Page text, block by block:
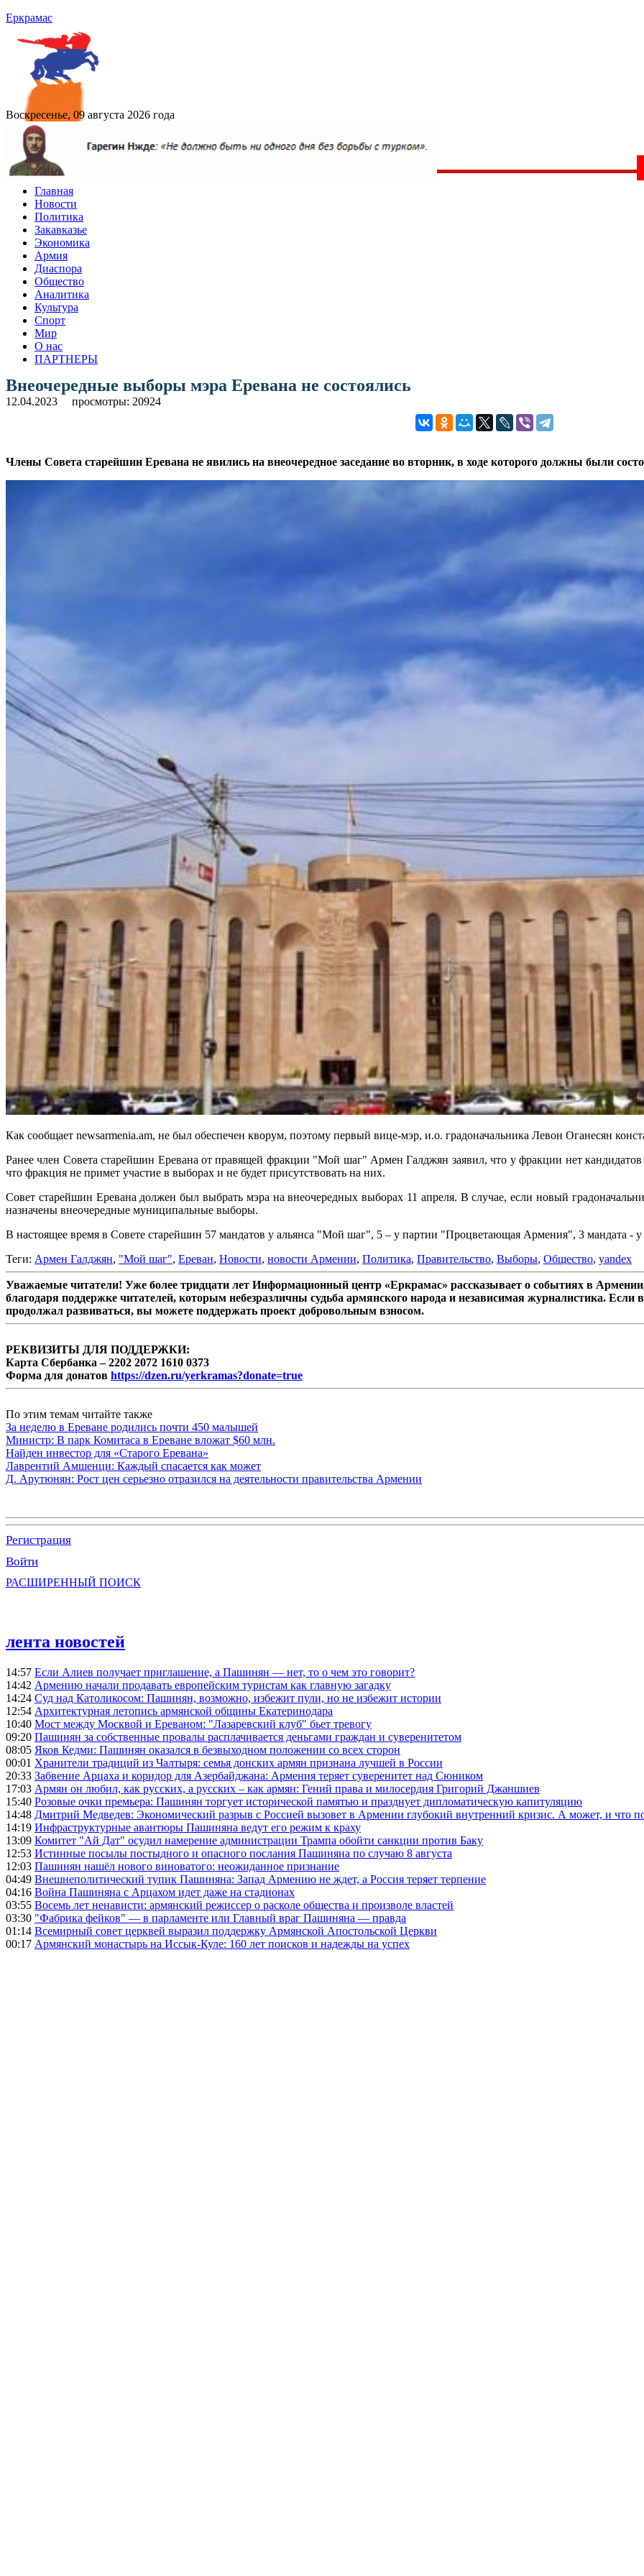
Еркрамас
Воскресенье, 09 августа 2026 года
Главная
Новости
Политика
Закавказье
Экономика
Армия
Диаспора
Общество
Аналитика
Культура
Спорт
Мир
О нас
ПАРТНЕРЫ
Внеочередные выборы мэра Еревана не состоялись
12.04.2023 просмотры: 20924
Члены Совета старейшин Еревана не явились на внеочередное заседание во вторник, в ходе которого должны были
Как сообщает newsarmenia.am, не был обеспечен кворум, поэтому первый вице-мэр, и.о. градоначальника Левон Оганесян
Ранее член Совета старейшин Еревана от правящей фракции "Мой шаг" Армен Галджян заявил, что у фракции нет
что фракция не примет участие в выборах и не будет присутствовать на них.
Совет старейшин Еревана должен был выбрать мэра на внеочередных выборах 11 апреля. В случае, если новый
назначены внеочередные муниципальные выборы.
В настоящее время в Совете старейшин 57 мандатов у альянса "Мой шаг", 5 – у партии "Процветающая Армения", 3 мандата -
Теги: Армен Галджян, "Мой шаг", Ереван, Новости, новости Армении, Политика, Правительство, Выборы, Общество, yandex
Уважаемые читатели! Уже более тридцати лет Информационный центр «Еркрамас» рассказывает о событиях в
благодаря поддержке читателей, которым небезразличны судьба армянского народа и независимая журналистика.
продолжал развиваться, вы можете поддержать проект добровольным взносом.
РЕКВИЗИТЫ ДЛЯ ПОДДЕРЖКИ:
Карта Сбербанка – 2202 2072 1610 0373
Форма для донатов https://dzen.ru/yerkramas?donate=true
По этим темам читайте также
За неделю в Ереване родились почти 450 малышей
Министр: В парк Комитаса в Ереване вложат $60 млн.
Найден инвестор для «Старого Еревана»
Лаврентий Амшенци: Каждый спасается как может
Д. Арутюнян: Рост цен серьезно отразился на деятельности правительства Армении
Регистрация
Войти
РАСШИРЕННЫЙ ПОИСК
лента новостей
14:57 Если Алиев получает приглашение, а Пашинян — нет, то о чем это говорит?
14:42 Армению начали продавать европейским туристам как главную загадку
14:24 Суд над Католикосом: Пашинян, возможно, избежит пули, но не избежит истории
12:54 Архитектурная летопись армянской общины Екатеринодара
10:40 Мост между Москвой и Ереваном: "Лазаревский клуб" бьет тревогу
09:20 Пашинян за собственные провалы расплачивается деньгами граждан и суверенитетом
08:05 Яков Кедми: Пашинян оказался в безвыходном положении со всех сторон
00:01 Хранители традиций из Чалтыря: семья донских армян признана лучшей в России
20:33 Забвение Арцаха и коридор для Азербайджана: Армения теряет суверенитет над Сюником
17:03 Армян он любил, как русских, а русских – как армян: Гений права и милосердия Григорий Джаншиев
15:40 Розовые очки премьера: Пашинян торгует исторической памятью и празднует дипломатическую капитуляцию
14:48 Дмитрий Медведев: Экономический разрыв с Россией вызовет в Армении глубокий внутренний кризис. А может, и что
14:19 Инфраструктурные авантюры Пашиняна ведут его режим к краху
13:09 Комитет "Ай Дат" осудил намерение администрации Трампа обойти санкции против Баку
12:53 Истинные посылы постыдного и опасного послания Пашиняна по случаю 8 августа
12:03 Пашинян нашёл нового виноватого: неожиданное признание
04:49 Внешнеполитический тупик Пашиняна: Запад Армению не ждет, а Россия теряет терпение
04:16 Война Пашиняна с Арцахом идет даже на стадионах
03:55 Восемь лет ненависти: армянский режиссер о расколе общества и произволе властей
03:30 "Фабрика фейков" — в парламенте или Главный враг Пашиняна — правда
01:14 Всемирный совет церквей выразил поддержку Армянской Апостольской Церкви
00:17 Армянский монастырь на Иссык-Куле: 160 лет поисков и надежды на успех